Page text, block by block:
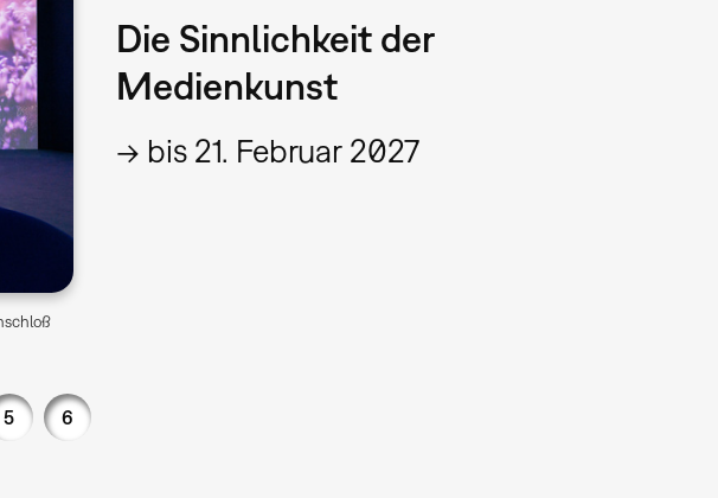
Die Sinnlichkeit der
Medienkunst
→ bis 21. Februar 2027
5 6